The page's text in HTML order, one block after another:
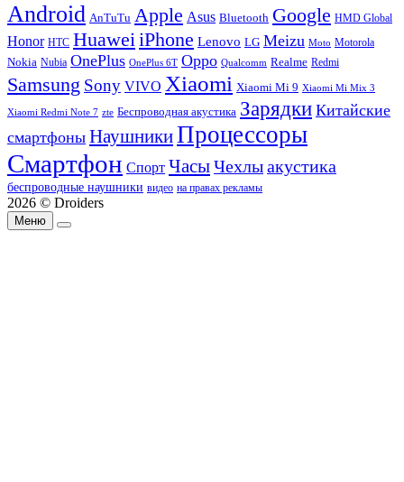
Android AnTuTu Apple Asus Bluetooth Google HMD Global
Honor HTC HuaweiiPhone Lenovo LG Meizu Moto Motorola
Nokia Nubia OnePlus OnePlus 6T Oppo Qualcomm Realme Redmi
Samsung Sony VIVO Xiaomi Xiaomi Mi 9 Xiaomi Mi Mix 3
Xiaomi Redmi Note 7 zte Беспроводная акустика Зарядки Китайские
смартфоны НаушникиПроцессоры
Смартфон Спорт ЧасыЧехлыакустика
беспроводные наушники видео на правах рекламы
2026 © Droiders
Меню